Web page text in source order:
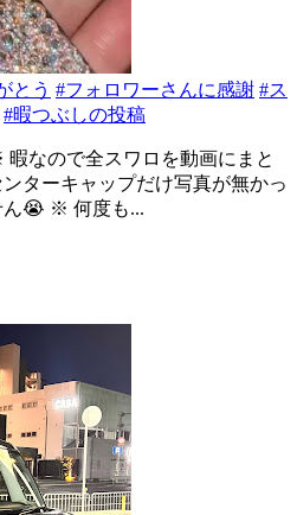
とう #フォロワーさんに感謝 #ス
#暇つぶしの投稿
なので全スワロを動画にまと
ターキャップだけ写真が無かっ
ん😭 ※ 何度も...